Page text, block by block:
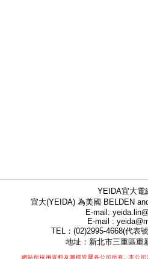
YEIDA宜大電
宜大(YEIDA) 為美國 BELDEN
E-mail:
E-mail :
TEL：(02)2995-4668(代表
地址：新北市三重區重
網站所採用資料及圖檔皆屬各公司所有, 本公